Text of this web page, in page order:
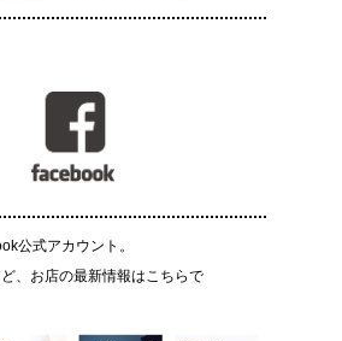
公式アカウント。
、お店の最新情報はこちらで